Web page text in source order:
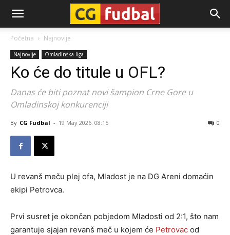
CG-
Fudbal
Početna Najnovije
Najnovije Omladinska liga
Ko će do titule u OFL?
Danas će biti poznat novi šampion Crne Gore u
Omladinskoj konkurenciji
By CG Fudbal - 19 May 2026. 08:15 0
U revanš meču plej ofa, Mladost je na DG Areni domaćin
ekipi Petrovca.
Prvi susret je okončan pobjedom Mladosti od 2:1, što nam
garantuje sjajan revanš meč u kojem će Petrovac od